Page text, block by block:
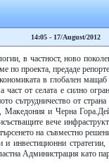
14:05 - 17/August/2012
в частност, ново
по проекта, предаде
в глобален
част от селата е силно
сътрудничество от
и Черна
вече
на съвместно
инвестиционни
Администрация като